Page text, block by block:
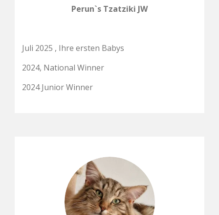
Perun`s Tzatziki JW
Juli 2025 , Ihre ersten Babys
2024, National Winner
2024 Junior Winner